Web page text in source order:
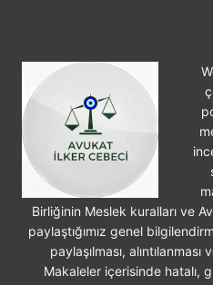
Birliğinin Meslek kuralları ve
paylaştığımız genel
paylaşılması,
Makaleler içerisinde hatalı,